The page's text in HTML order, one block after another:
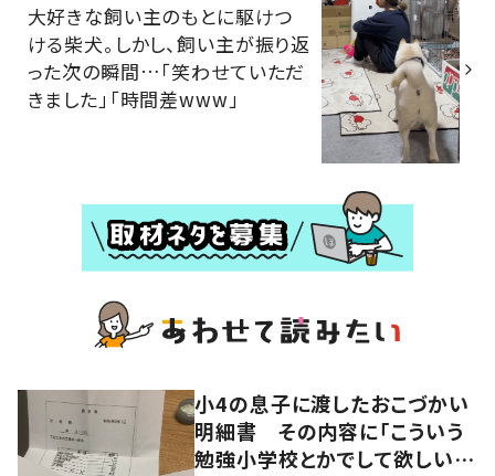
大好きな飼い主のもとに駆けつ
ける柴犬。しかし、飼い主が振り返
った次の瞬間…「笑わせていただ
きました」「時間差www」
小4の息子に渡したおこづかい
明細書 その内容に「こういう
勉強小学校とかでして欲しい」